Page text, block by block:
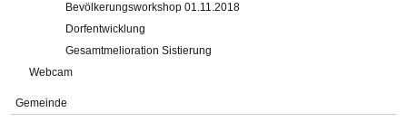
Bevölkerungsworkshop 01.11.2018
Dorfentwicklung
Gesamtmelioration Sistierung
Webcam
Gemeinde